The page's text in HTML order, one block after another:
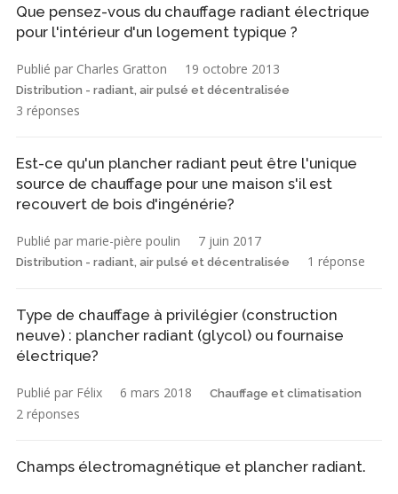
Que pensez-vous du chauffage radiant électrique
pour l'intérieur d'un logement typique ?
Publié par Charles Gratton 19 octobre 2013
Distribution - radiant, air pulsé et décentralisée
3 réponses
Est-ce qu'un plancher radiant peut être l'unique
source de chauffage pour une maison s'il est
recouvert de bois d'ingénérie?
Publié par marie-pière poulin 7 juin 2017
Distribution - radiant, air pulsé et décentralisée 1 réponse
Type de chauffage à privilégier (construction
neuve) : plancher radiant (glycol) ou fournaise
électrique?
Publié par Félix 6 mars 2018 Chauffage et climatisation
2 réponses
Champs électromagnétique et plancher radiant.